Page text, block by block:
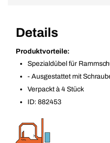
Details
Produktvorteile:
Spezialdübel für
- Ausgestattet mit
Verpackt à 4 Stück
ID: 882453